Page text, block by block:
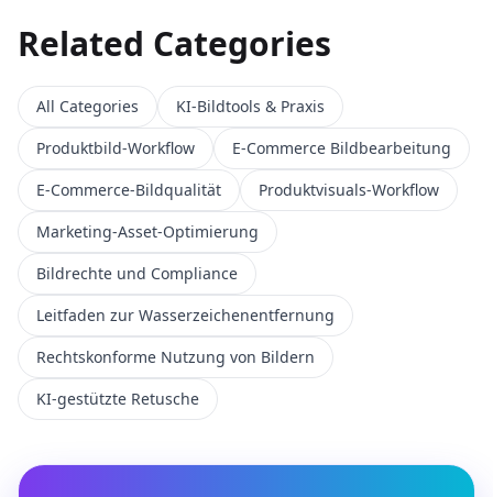
Related Categories
All Categories
KI-Bildtools & Praxis
Produktbild-Workflow
E‑Commerce Bildbearbeitung
E-Commerce-Bildqualität
Produktvisuals-Workflow
Marketing-Asset-Optimierung
Bildrechte und Compliance
Leitfaden zur Wasserzeichenentfernung
Rechtskonforme Nutzung von Bildern
KI-gestützte Retusche